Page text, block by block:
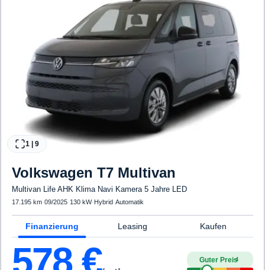
1 9
Volkswagen T7 Multivan
Multivan Life AHK Klima Navi Kamera 5 Jahre LED
17.195 km·09/2025· 130 kW· Hybrid·Automatik
Finanzierung Leasing Kaufen
Guter Preis4